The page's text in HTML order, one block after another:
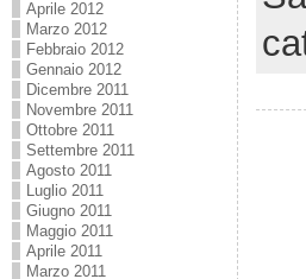
Aprile 2012
Marzo 2012
Febbraio 2012
Gennaio 2012
Dicembre 2011
Novembre 2011
Ottobre 2011
Settembre 2011
Agosto 2011
Luglio 2011
Giugno 2011
Maggio 2011
Aprile 2011
Marzo 2011